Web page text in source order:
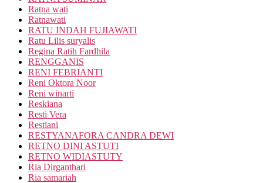
Ratna wati
Ratnawati
RATU INDAH FUJIAWATI
Ratu Lilis suryalis
Regina Ratih Fardhila
RENGGANIS
RENI FEBRIANTI
Reni Oktora Noor
Reni winarti
Reskiana
Resti Vera
Restiani
RESTYANAFORA CANDRA DEWI
RETNO DINI ASTUTI
RETNO WIDIASTUTY
Ria Dirganthari
Ria samariah